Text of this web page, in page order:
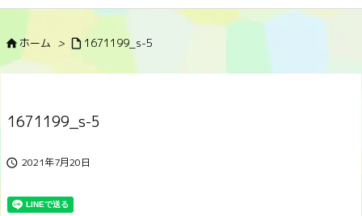
ホーム >  1671199_s-5
1671199_s-5
 2021年7月20日